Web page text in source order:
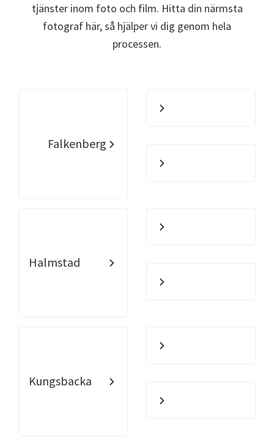
tjänster inom foto och film. Hitta din närmsta
fotograf här, så hjälper vi dig genom hela
processen.
Falkenberg
Halmstad
Kungsbacka